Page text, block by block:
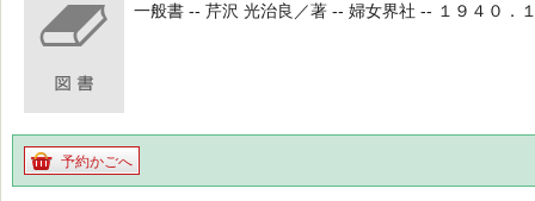
一般書 -- 芹沢 光治良／著 -- 婦女界社 -- １９４０．
予約かごへ